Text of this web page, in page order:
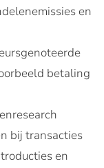
en
betaling
bij transacties
en